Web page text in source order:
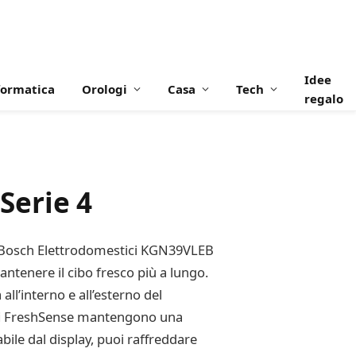
Orologi Casa Tech
Idee
regalo
4
Elettrodomestici KGN39VLEB
il cibo fresco più a lungo.
e all’esterno del
mantengono una
dal display, puoi raffreddare